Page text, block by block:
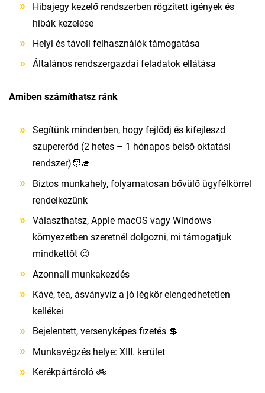
Hibajegy kezelő rendszerben rögzített igények és
hibák kezelése
Helyi és távoli felhasználók támogatása
Általános rendszergazdai feladatok ellátása
Amiben számíthatsz ránk
Segítünk mindenben, hogy fejlődj és kifejleszd
szupererőd (2 hetes – 1 hónapos belső oktatási
rendszer)🧑‍🎓
Biztos munkahely, folyamatosan bővülő ügyfélkörrel
rendelkezünk
Választhatsz, Apple macOS vagy Windows
környezetben szeretnél dolgozni, mi támogatjuk
mindkettőt 😉
Azonnali munkakezdés
Kávé, tea, ásványvíz a jó légkör elengedhetetlen
kellékei
Bejelentett, versenyképes fizetés 💲
Munkavégzés helye: XIII. kerület
Kerékpártároló 🚲